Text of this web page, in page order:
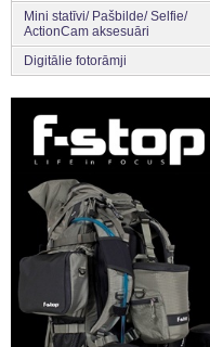
Mini statīvi/ Pašbilde/ Selfie/
ActionCam aksesuāri
Digitālie fotorāmji